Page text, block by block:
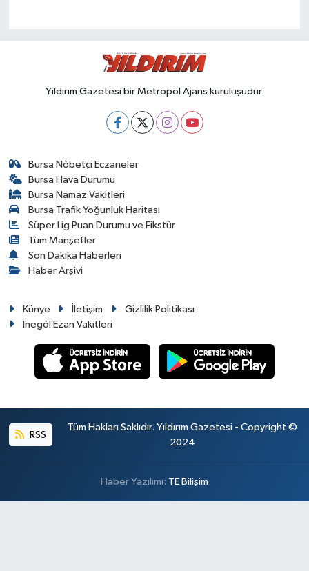
Yıldırım Gazetesi bir Metropol Ajans kuruluşudur.
Bursa Nöbetçi Eczaneler
Bursa Hava Durumu
Bursa Namaz Vakitleri
Bursa Trafik Yoğunluk Haritası
Süper Lig Puan Durumu ve Fikstür
Tüm Manşetler
Son Dakika Haberleri
Haber Arşivi
Künye İletişim
Gizlilik Politikası
İnegöl Ezan Vakitleri
RSS
Tüm Hakları Saklıdır. Yıldırım Gazetesi - Copyright ©
2024
Haber Yazılımı: TE Bilişim